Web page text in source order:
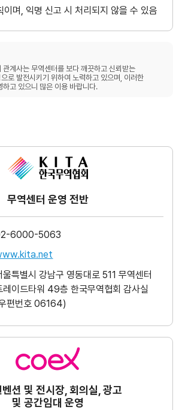
이며, 익명 신고 시 처리되지 않을 수 있음
관계사는 무역센터를 보다 깨끗하고 신뢰받는
로 발전시키기 위하여 노력하고 있으며, 이러한
하고 있으니 많은 이용 바랍니다.
무역센터 운영 전반
6000-5063
울특별시 강남구 영동대로 511 무역센터
레이드타워 49층 한국무역협회 감사실
편번호 06164)
션 및 전시장, 회의실, 광고
및 공간임대 운영